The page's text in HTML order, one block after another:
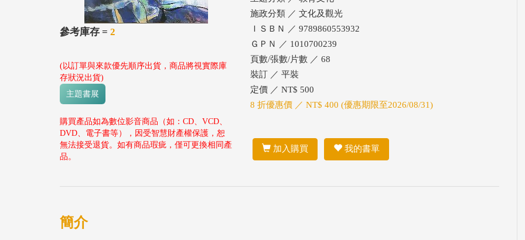
參考庫存 = 2
(以訂單與來款優先順序出貨，商品將視實際庫
存狀況出貨)
主題書展
購買產品如為數位影音商品（如：CD、VCD、
DVD、電子書等），因受智慧財產權保護，恕
無法接受退貨。如有商品瑕疵，僅可更換相同產
品。
施政分類 ／ 文化及觀光
ＩＳＢＮ ／ 9789860553932
ＧＰＮ ／ 1010700239
頁數/張數/片數 ／ 68
裝訂 ／ 平裝
定價 ／ NT$ 500
8 折優惠價 ／ NT$ 400 (優惠期限至2026/08/31)
加入購買 我的書單
簡介